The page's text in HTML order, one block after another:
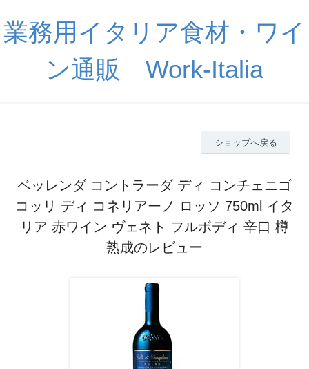
業務用イタリア食材・ワイ
ン通販 Work-Italia
ショップへ戻る
ベッレンダ コントラーダ ディ コンチェニゴ
コッリ ディ コネリアーノ ロッソ 750ml イタ
リア 赤ワイン ヴェネト フルボディ 辛口 樽
熟成のレビュー